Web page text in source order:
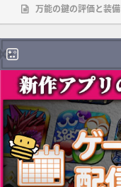
万能の鍵の評価と装